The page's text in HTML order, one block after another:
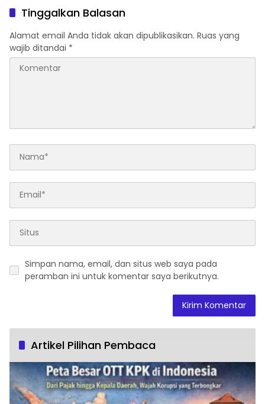
Tinggalkan Balasan
Alamat email Anda tidak akan dipublikasikan. Ruas yang
wajib ditandai *
Simpan nama, email, dan situs web saya pada
peramban ini untuk komentar saya berikutnya.
Artikel Pilihan Pembaca